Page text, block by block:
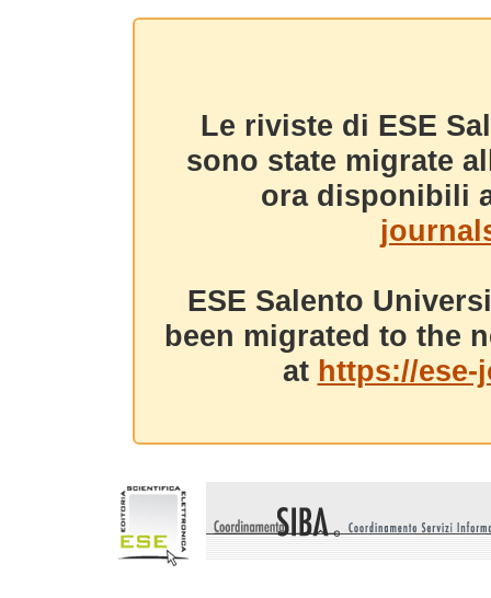
Le riviste di ESE
sono state migrate
ora disponibili
ESE Salento
been migrated to the
at https://